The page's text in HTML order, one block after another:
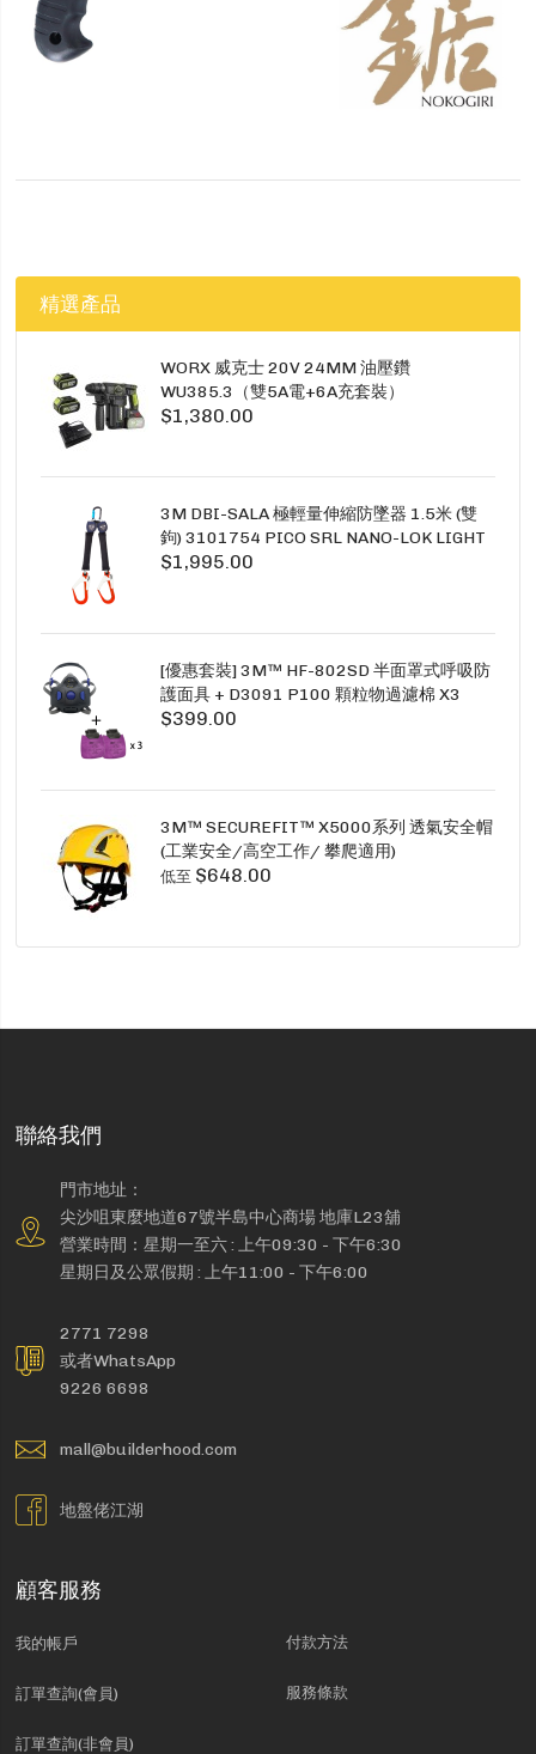
精選產品
WORX 威克士 20V 24MM 油壓鑽
WU385.3（雙5A電+6A充套裝）
$1,380.00
3M DBI-SALA 極輕量伸縮防墜器 1.5米 (雙
鉤) 3101754 PICO SRL NANO-LOK LIGHT
1.5M TWINS
$1,995.00
[優惠套裝] 3M™ HF-802SD 半面罩式呼吸防
護面具 + D3091 P100 顆粒物過濾棉 X3
SECURE CLICK HF-802SD HF-800SD 系列
$399.00
3M™ SECUREFIT™ X5000系列 透氣安全帽
(工業安全/高空工作/ 攀爬適用)
低至 $648.00
聯絡我們
門市地址：
尖沙咀東麼地道67號半島中心商場 地庫L23舖
營業時間：星期一至六 : 上午09:30 - 下午6:30
星期日及公眾假期 : 上午11:00 - 下午6:00
2771 7298
或者WhatsApp
9226 6698
mall@builderhood.com
地盤佬江湖
顧客服務
我的帳戶
訂單查詢(會員)
訂單查詢(非會員)
付款方法
服務條款